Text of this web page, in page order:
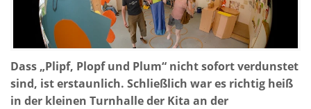
Dass „Plipf, Plopf und Plum“ nicht sofort verdunstet
sind, ist erstaunlich. Schließlich war es richtig heiß
in der kleinen Turnhalle der Kita an der